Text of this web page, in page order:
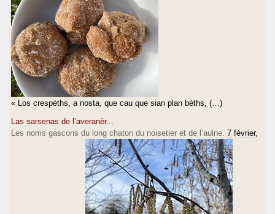
« Los crespèths, a nosta, que cau que sian plan bèths, (…)
Las sarsenas de l’averanèr...
Les noms gascons du long chaton du noisetier et de l’aulne. 7 février,